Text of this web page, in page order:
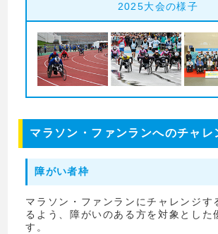
2025大会の様子
マラソン・ファンランへのチャレ
障がい者枠
マラソン・ファンランにチャレンジす
るよう、障がいのある方を対象とした
す。